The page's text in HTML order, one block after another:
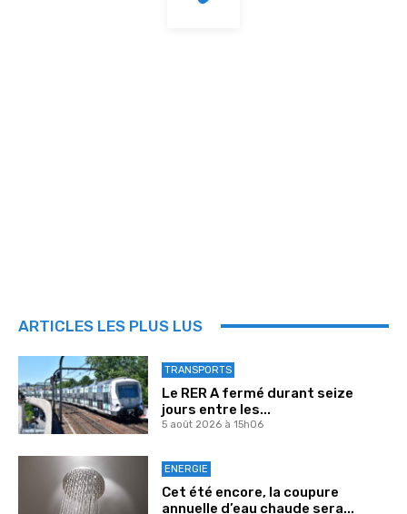
ARTICLES LES PLUS LUS
TRANSPORTS
Le RER A fermé durant seize
jours entre les...
5 août 2026 à 15h06
ENERGIE
Cet été encore, la coupure
annuelle d’eau chaude sera...